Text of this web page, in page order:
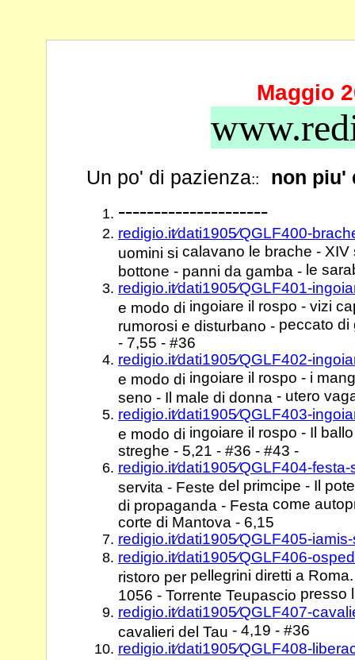
Maggio
Un po' di pazienza:: non piu'
---------------------
redigio.it⁄dati1905⁄QGLF400-
uomini si calavano le brache -
bottone - panni da gamba - le
redigio.it⁄dati1905⁄QGLF401-
e modo di ingoiare il rospo - vizi
rumorosi e disturbano - peccato di
- 7,55 - #36
redigio.it⁄dati1905⁄QGLF402-
e modo di ingoiare il rospo - i
seno - Il male di donna - utero
redigio.it⁄dati1905⁄QGLF403-
e modo di ingoiare il rospo - Il
streghe - 5,21 - #36 - #43 -
redigio.it⁄dati1905⁄QGLF404-
servita - Feste del primcipe - Il
di propaganda - Festa come
corte di Mantova - 6,15
redigio.it⁄dati1905⁄QGLF405-
redigio.it⁄dati1905⁄QGLF406-
ristoro per pellegrini diretti a
1056 - Torrente Teupascio presso
redigio.it⁄dati1905⁄QGLF407-
cavalieri del Tau - 4,19 - #36
redigio.it⁄dati1905⁄QGLF408-